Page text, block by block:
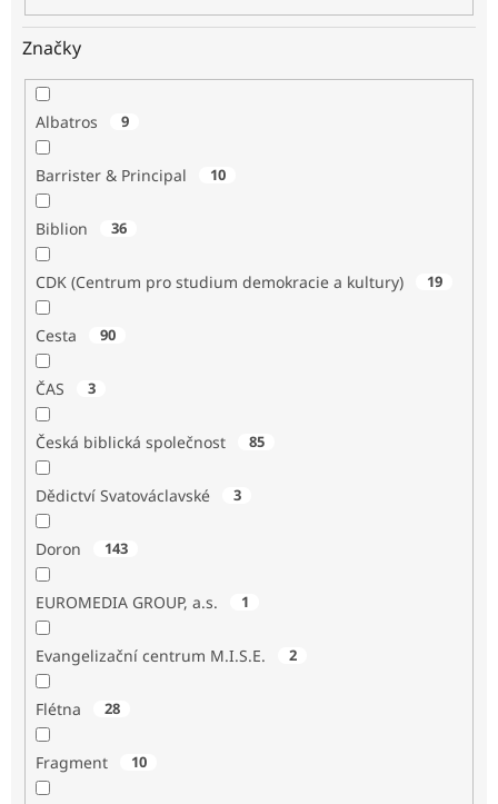
Značky
Albatros 9
Barrister & Principal 10
Biblion 36
CDK (Centrum pro studium demokracie a kultury) 19
Cesta 90
ČAS 3
Česká biblická společnost 85
Dědictví Svatováclavské 3
Doron 143
EUROMEDIA GROUP, a.s. 1
Evangelizační centrum M.I.S.E. 2
Flétna 28
Fragment 10